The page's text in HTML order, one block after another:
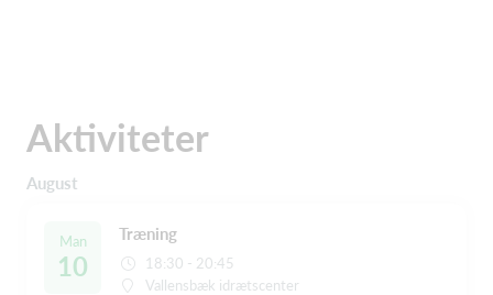
Aktiviteter
August
Man
10
Træning
18:30 - 20:45
Vallensbæk idrætscenter